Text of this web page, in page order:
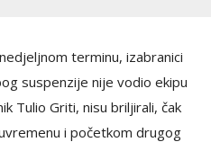
terminu, izabranici
suspenzije nije vodio ekipu
Tulio Griti, nisu briljirali, čak
i početkom drugog